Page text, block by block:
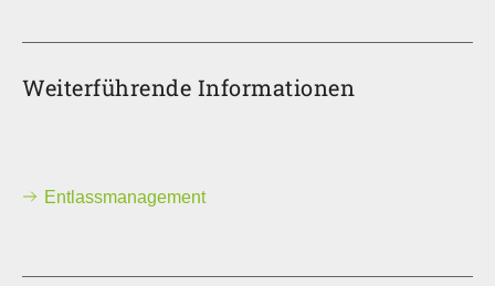
Weiterführende Informationen
Entlassmanagement